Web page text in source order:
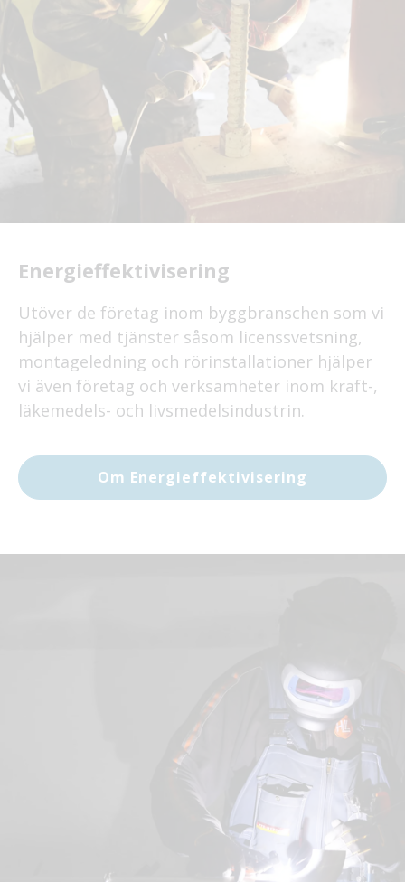
Energieffektivisering
Utöver de företag inom byggbranschen som vi
hjälper med tjänster såsom licenssvetsning,
montageledning och rörinstallationer hjälper
vi även företag och verksamheter inom kraft-,
läkemedels- och livsmedelsindustrin.
Om Energieffektivisering